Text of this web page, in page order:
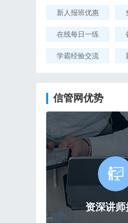
新人报班优惠
在线每日一练
学霸经验交流
信管网优势
资深讲师